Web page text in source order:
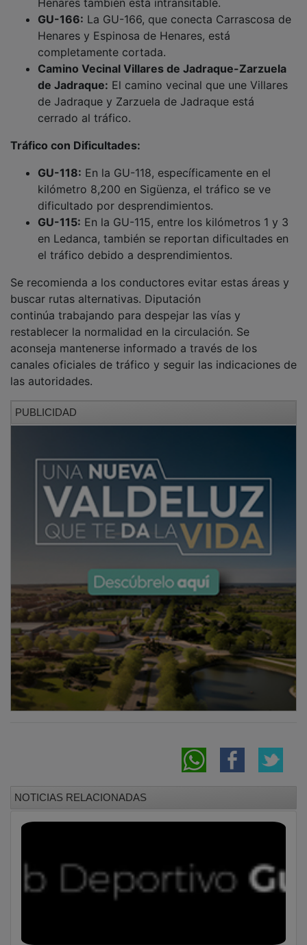
GU-166: La GU-166, que conecta Carrascosa de
Henares y Espinosa de Henares, está
completamente cortada.
Camino Vecinal Villares de Jadraque-Zarzuela
de Jadraque:El camino vecinal que une Villares
de Jadraque y Zarzuela de Jadraque está
cerrado al tráfico.
kilómetro 8,200 en Sigüenza, el tráfico se ve
dificultado por desprendimientos.
GU-115:En la GU-115, entre los kilómetros 1 y 3
en Ledanca, también se reportan dificultades en
el tráfico debido a desprendimientos.
buscar rutas alternativas. Diputación
continúa trabajando para despejar las vías y
restablecer la normalidad en la circulación. Se
aconseja mantenerse informado a través de los
canales oficiales de tráfico y seguir las indicaciones de
las autoridades.